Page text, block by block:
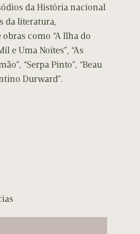
da História nacional
da literatura,
como “A Ilha do
e Uma Noites”, “As
“Serpa Pinto”, “Beau
Durward”.